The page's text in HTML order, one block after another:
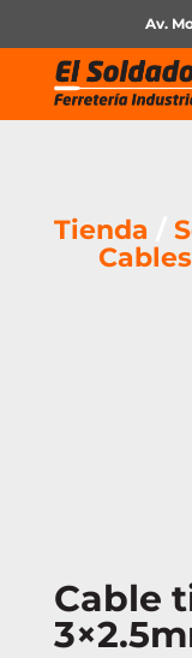
Av.
Tienda /
Cables
Cable